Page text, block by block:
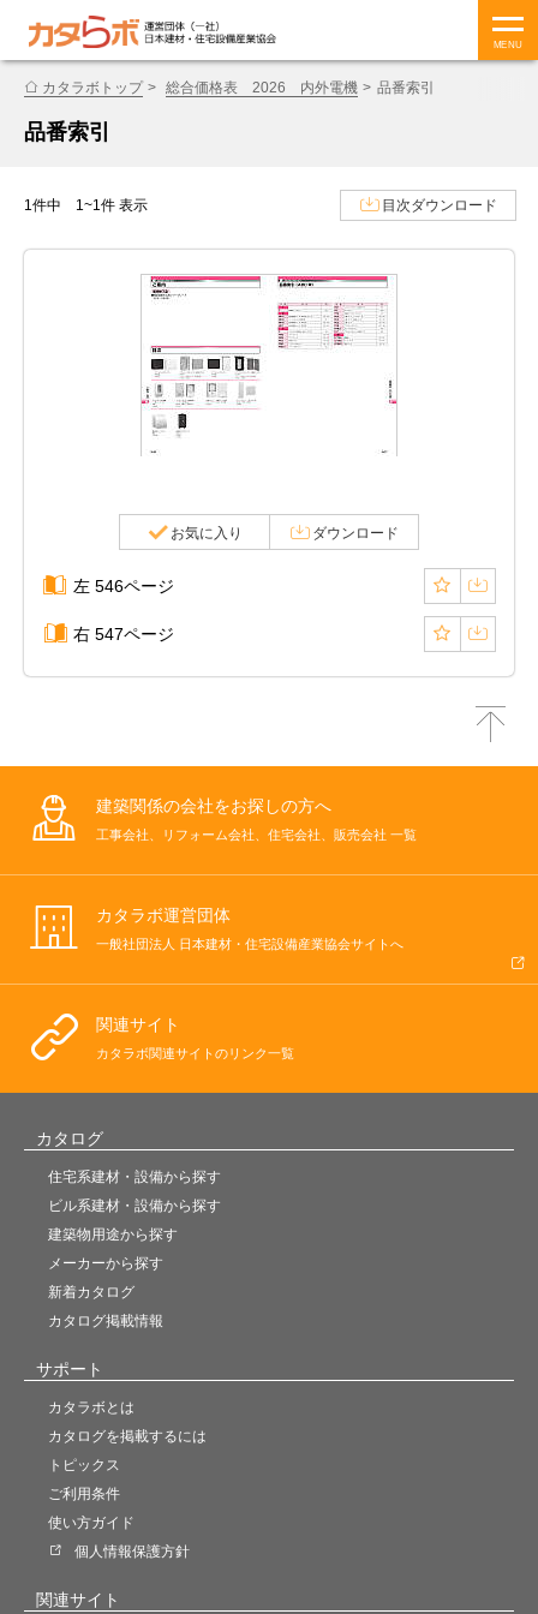
MENU
カタラボトップ 総合価格表 2026 内外電機 品番索引
品番索引
1件中 1~1件 表示 目次ダウンロード
お気に入り ダウンロード
左 546ページ
右 547ページ
建築関係の会社をお探しの方へ
工事会社、リフォーム会社、住宅会社、販売会社 一覧
カタラボ運営団体
一般社団法人 日本建材・住宅設備産業協会サイトへ
関連サイト
カタラボ関連サイトのリンク一覧
カタログ
住宅系建材・設備から探す
ビル系建材・設備から探す
建築物用途から探す
メーカーから探す
新着カタログ
カタログ掲載情報
サポート
カタラボとは
カタログを掲載するには
トピックス
ご利用条件
使い方ガイド
個人情報保護方針
関連サイト